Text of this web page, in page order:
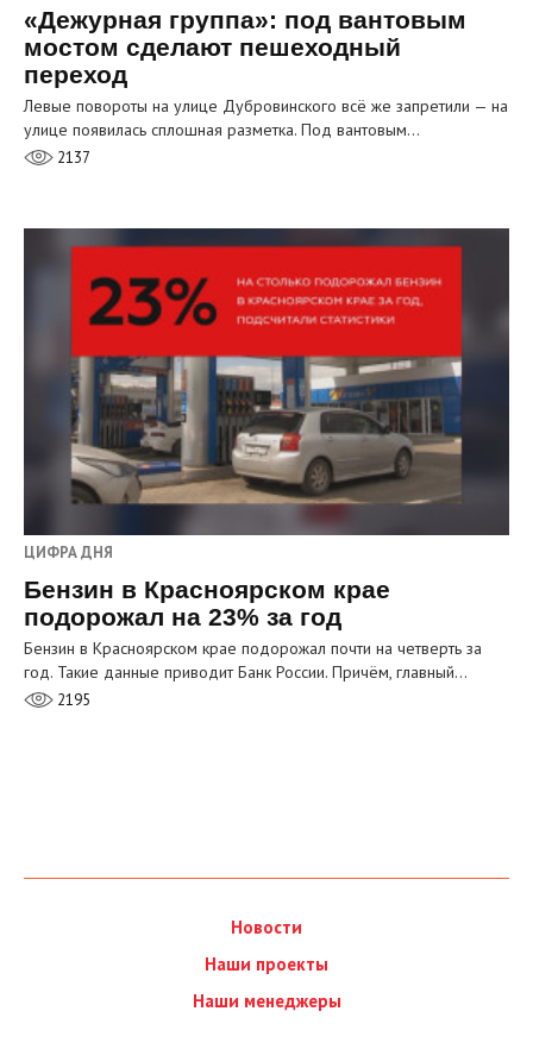
«Дежурная группа»: под вантовым
мостом сделают пешеходный
переход
Левые повороты на улице Дубровинского всё же запретили — на
улице появилась сплошная разметка. Под вантовым…
2137
ЦИФРА ДНЯ
Бензин в Красноярском крае
подорожал на 23% за год
Бензин в Красноярском крае подорожал почти на четверть за
год. Такие данные приводит Банк России. Причём, главный…
2195
Новости
Наши проекты
Наши менеджеры